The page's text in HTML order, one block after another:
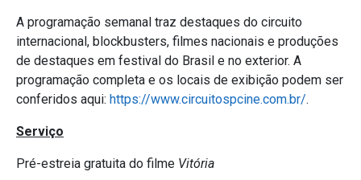
A programação semanal traz destaques do circuito
internacional, blockbusters, filmes nacionais e produções
de destaques em festival do Brasil e no exterior. A
programação completa e os locais de exibição podem ser
conferidos aqui: https://www.circuitospcine.com.br/.
Serviço
Pré-estreia gratuita do filme Vitória